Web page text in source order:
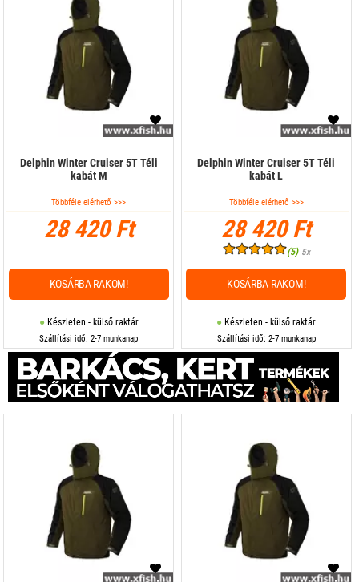
Delphin Winter Cruiser 5T Téli
kabát M
Többféle elérhető >>>
28 420 Ft
Készleten - külső raktár
Szállítási idő: 2-7 munkanap
KOSÁRBA RAKOM!
Delphin Winter Cruiser 5T Téli
kabát L
Többféle elérhető >>>
28 420 Ft
(5) 5x
Készleten - külső raktár
Szállítási idő: 2-7 munkanap
KOSÁRBA RAKOM!